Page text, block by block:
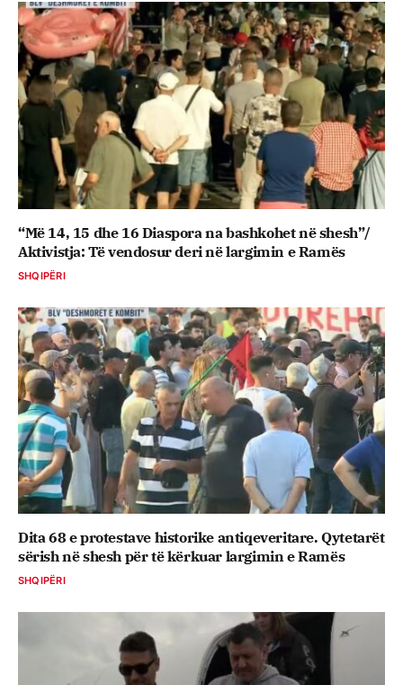
“Më 14, 15 dhe 16 Diaspora na bashkohet në shesh”/
Aktivistja: Të vendosur deri në largimin e Ramës
SHQIPËRI
Dita 68 e protestave historike antiqeveritare. Qytetarët
sërish në shesh për të kërkuar largimin e Ramës
SHQIPËRI